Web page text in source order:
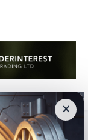
debatu o
×